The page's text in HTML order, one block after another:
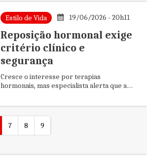
Estilo de Vida 19/06/2026 - 20h11
Reposição hormonal exige
critério clínico e
segurança
Cresce o interesse por terapias
hormonais, mas especialista alerta que a
7 8 9